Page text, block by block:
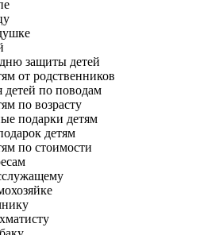
защиты детей
от родственников
детей по поводам
по возрасту
подарки детям
детям
по стоимости